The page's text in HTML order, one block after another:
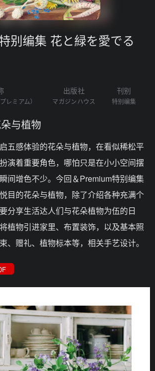
别编集 花と緑を愛でる
レミアム）
出版社
マガジンハウス
刊别
特别编集
与植物
五感体验的花朵与植物，在看似稀松平
演着重要角色，哪怕只是在小小空间摆
间增色不少。今回＆Premium特别编集
目的花朵与植物，除了介绍各种充满个
分享生活达人们与花朵植物为伍的日
植物引进家里、布置装饰，以及基本照
、赠礼、植物标本等，相关手艺设计。